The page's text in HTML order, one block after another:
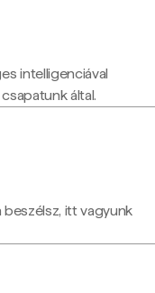
intelligenciával
által.
beszélsz, itt vagyunk